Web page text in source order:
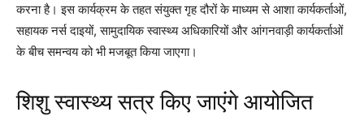
करना है। इस कार्यक्रम के तहत संयुक्त गृह दौरों के माध्यम से आशा कार्यकर्ताओं,
सहायक नर्स दाइयों, सामुदायिक स्वास्थ्य अधिकारियों और आंगनवाड़ी कार्यकर्ताओं
के बीच समन्वय को भी मजबूत किया जाएगा।
शिशु स्वास्थ्य सत्र किए जाएंगे आयोजित